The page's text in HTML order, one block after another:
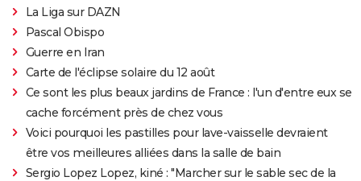
La Liga sur DAZN
Pascal Obispo
Guerre en Iran
Carte de l'éclipse solaire du 12 août
Ce sont les plus beaux jardins de France : l'un d'entre eux se
cache forcément près de chez vous
Voici pourquoi les pastilles pour lave-vaisselle devraient
être vos meilleures alliées dans la salle de bain
Sergio Lopez Lopez, kiné : "Marcher sur le sable sec de la